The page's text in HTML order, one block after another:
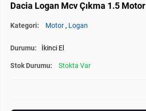
Dacia Logan Mcv Çıkma 1.5 Motor
Kategori: Motor, Logan
Durumu: İkinci El
Stok Durumu: Stokta Var